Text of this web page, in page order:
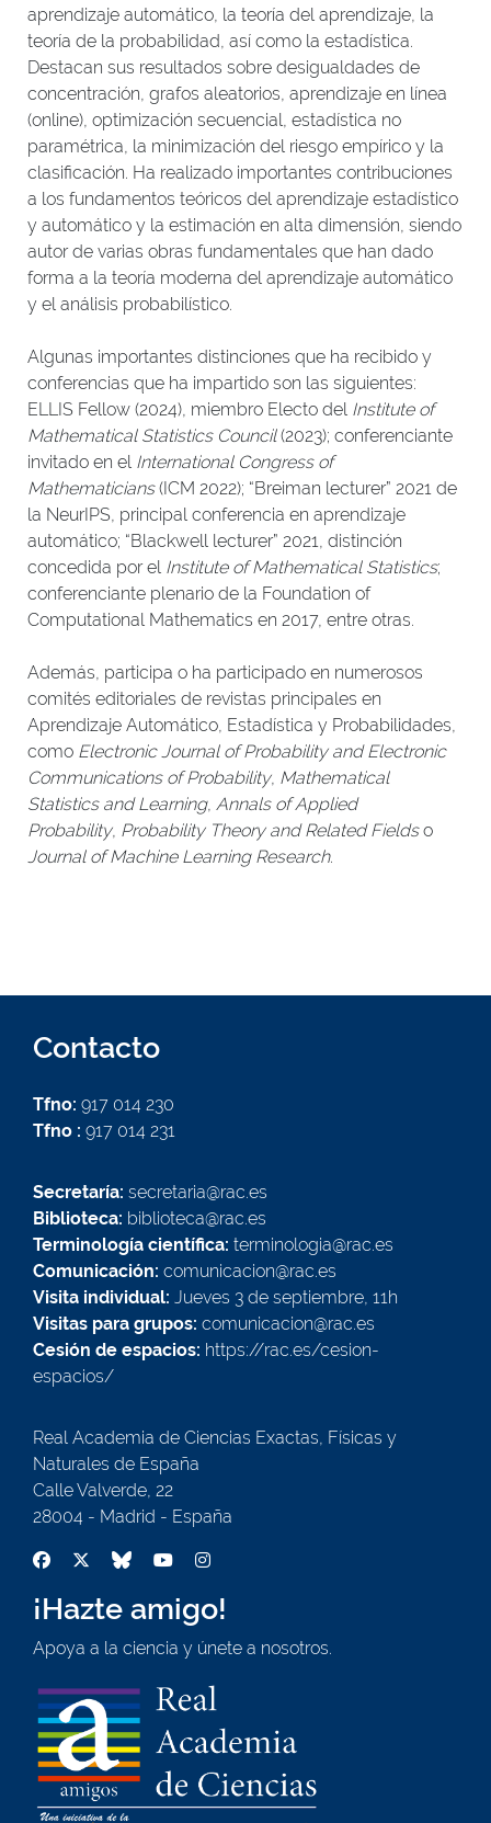
aprendizaje automático, la teoría del aprendizaje, la
teoría de la probabilidad, así como la estadística.
Destacan sus resultados sobre desigualdades de
concentración, grafos aleatorios, aprendizaje en línea
(online), optimización secuencial, estadística no
paramétrica, la minimización del riesgo empírico y la
clasificación. Ha realizado importantes contribuciones
a los fundamentos teóricos del aprendizaje estadístico
y automático y la estimación en alta dimensión, siendo
autor de varias obras fundamentales que han dado
forma a la teoría moderna del aprendizaje automático
y el análisis probabilístico.
Algunas importantes distinciones que ha recibido y
conferencias que ha impartido son las siguientes:
ELLIS Fellow (2024), miembro Electo del Institute of
Mathematical Statistics Council(2023); conferenciante
invitado en el International Congress of
Mathematicians(ICM 2022); “Breiman lecturer” 2021 de
la NeurIPS, principal conferencia en aprendizaje
automático; “Blackwell lecturer” 2021, distinción
concedida por el Institute of Mathematical Statistics;
conferenciante plenario de la Foundation of
Computational Mathematics en 2017, entre otras.
Además, participa o ha participado en numerosos
comités editoriales de revistas principales en
Aprendizaje Automático, Estadística y Probabilidades,
como Electronic Journal of Probability and Electronic
Communications of Probability, Mathematical
Statistics and Learning, Annals of Applied
Probability, Probability Theory and Related Fieldso
Journal of Machine Learning Research.
Contacto
Tfno: 917 014 230
Tfno : 917 014 231
Secretaría: secretaria@rac.es
Biblioteca: biblioteca@rac.es
Terminología científica: terminologia@rac.es
Comunicación: comunicacion@rac.es
Visita individual: Jueves 3 de septiembre, 11h
Visitas para grupos: comunicacion@rac.es
Cesión de espacios: https://rac.es/cesion-
espacios/
Real Academia de Ciencias Exactas, Físicas y
Naturales de España
Calle Valverde, 22
28004 - Madrid - España
¡Hazte amigo!
Apoya a la ciencia y únete a nosotros.